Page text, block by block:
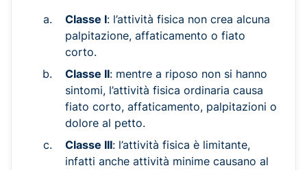
Classe I: l’attività fisica non crea alcuna
palpitazione, affaticamento o fiato
corto.
Classe II: mentre a riposo non si hanno
sintomi, l’attività fisica ordinaria causa
fiato corto, affaticamento, palpitazioni o
dolore al petto.
Classe III: l’attività fisica è limitante,
infatti anche attività minime causano al